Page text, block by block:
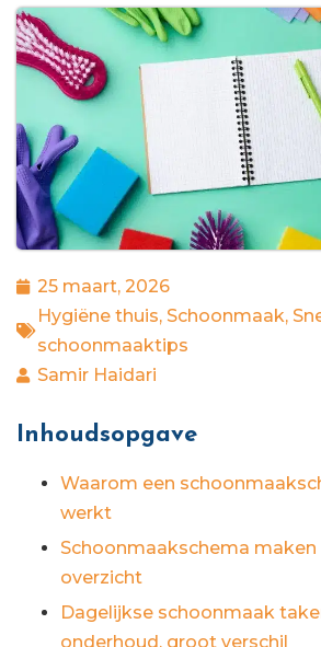
25 maart, 2026
Hygiëne thuis, Schoonmaak,
schoonmaaktips
Samir Haidari
Inhoudsopgave
Waarom een
werkt
Schoonmaakschema
overzicht
Dagelijkse schoonmaak
onderhoud, groot verschil